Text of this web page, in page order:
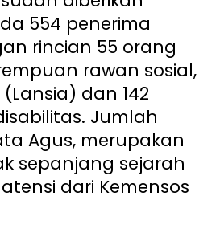
554 penerima
rincian 55 orang
rawan sosial,
dan 142
Jumlah
Agus, merupakan
sepanjang sejarah
dari Kemensos